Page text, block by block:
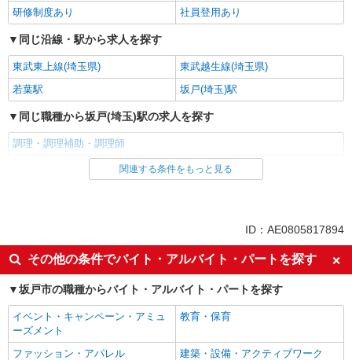
研修制度あり
社員登用あり
同じ沿線・駅から求人を探す
東武東上線(埼玉県)
東武越生線(埼玉県)
若葉駅
坂戸(埼玉)駅
同じ職種から坂戸(埼玉)駅の求人を探す
調理・調理補助・調理師
同じ雇用形態から坂戸(埼玉)駅の求人を探す
朝
昼
夕方
夜
車通勤OK
バイク通勤OK
社宅・寮あり
入社日応相談
Web面接OK
友達と応募OK
関連する条件をもっと見る
ID：AE0805817894
その他の条件でバイト・アルバイト・パートを探す
坂戸市の職種からバイト・アルバイト・パートを探す
イベント・キャンペーン・アミュ
ーズメント
教育・保育
ファッション・アパレル
建築・設備・アクティブワーク